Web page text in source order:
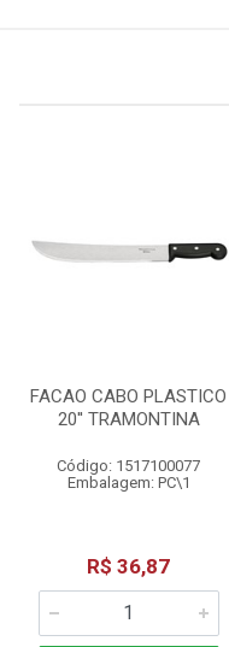
FACAO CABO PLASTICO
20'' TRAMONTINA
Código: 1517100077
Embalagem: PC\1
R$ 36,87